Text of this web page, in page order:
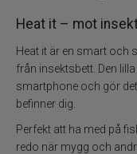
Heat it – mot
Heat it är en smart och
från insektsbett. Den
smartphone och gör
befinner dig.
Perfekt att ha med på
redo när mygg och